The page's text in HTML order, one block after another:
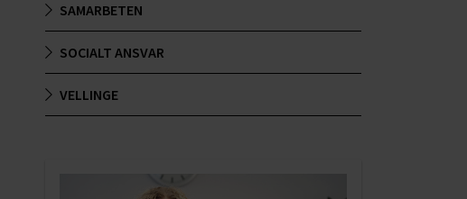
SAMARBETEN
SOCIALT ANSVAR
VELLINGE